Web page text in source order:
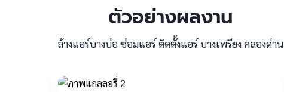
ตัวอย่างผลงาน
ล้างแอร์บางบ่อ ซ่อมแอร์ ติดตั้งแอร์ บางเพรียง คลองด่าน